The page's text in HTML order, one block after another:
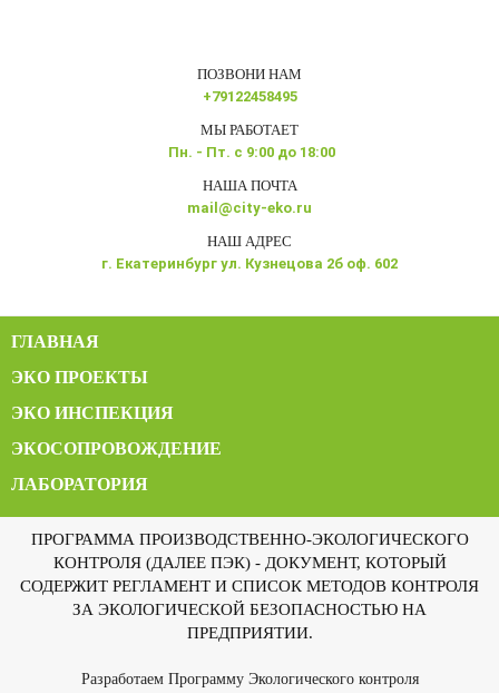
ПОЗВОНИ НАМ
+79122458495
МЫ РАБОТАЕТ
Пн. - Пт. с 9:00 до 18:00
НАША ПОЧТА
mail@city-eko.ru
НАШ АДРЕС
г. Екатеринбург ул. Кузнецова 2б оф. 602
ГЛАВНАЯ
ЭКО ПРОЕКТЫ
ЭКО ИНСПЕКЦИЯ
ЭКОСОПРОВОЖДЕНИЕ
ЛАБОРАТОРИЯ
ПРОГРАММА ПРОИЗВОДСТВЕННО-ЭКОЛОГИЧЕСКОГО
КОНТРОЛЯ (ДАЛЕЕ ПЭК) - ДОКУМЕНТ, КОТОРЫЙ
СОДЕРЖИТ РЕГЛАМЕНТ И СПИСОК МЕТОДОВ КОНТРОЛЯ
ЗА ЭКОЛОГИЧЕСКОЙ БЕЗОПАСНОСТЬЮ НА
ПРЕДПРИЯТИИ.
Разработаем Программу Экологического контроля